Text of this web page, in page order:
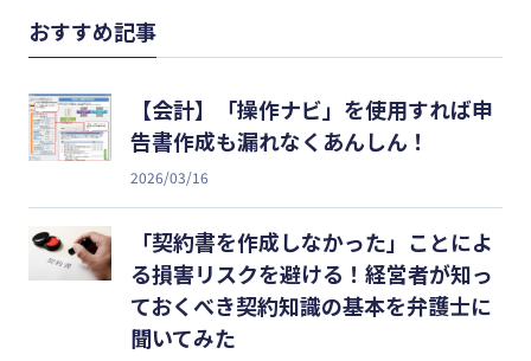
おすすめ記事
【会計】「操作ナビ」を使用すれば申
告書作成も漏れなくあんしん！
2026/03/16
「契約書を作成しなかった」ことによ
る損害リスクを避ける！経営者が知っ
ておくべき契約知識の基本を弁護士に
聞いてみた